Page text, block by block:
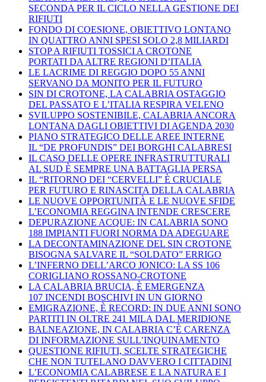
SECONDA PER IL CICLO NELLA GESTIONE DEI
RIFIUTI
FONDO DI COESIONE, OBIETTIVO LONTANO
IN QUATTRO ANNI SPESI SOLO 2,8 MILIARDI
STOP A RIFIUTI TOSSICI A CROTONE
PORTATI DA ALTRE REGIONI D’ITALIA
LE LACRIME DI REGGIO DOPO 55 ANNI
SERVANO DA MONITO PER IL FUTURO
SIN DI CROTONE, LA CALABRIA OSTAGGIO
DEL PASSATO E L’ITALIA RESPIRA VELENO
SVILUPPO SOSTENIBILE, CALABRIA ANCORA
LONTANA DAGLI OBIETTIVI DI AGENDA 2030
PIANO STRATEGICO DELLE AREE INTERNE
IL “DE PROFUNDIS” DEI BORGHI CALABRESI
IL CASO DELLE OPERE INFRASTRUTTURALI
AL SUD È SEMPRE UNA BATTAGLIA PERSA
IL “RITORNO DEI “CERVELLI” È CRUCIALE
PER FUTURO E RINASCITA DELLA CALABRIA
LE NUOVE OPPORTUNITÀ E LE NUOVE SFIDE
L’ECONOMIA REGGINA INTENDE CRESCERE
DEPURAZIONE ACQUE: IN CALABRIA SONO
188 IMPIANTI FUORI NORMA DA ADEGUARE
LA DECONTAMINAZIONE DEL SIN CROTONE
BISOGNA SALVARE IL “SOLDATO” ERRIGO
L’INFERNO DELL’ARCO JONICO: LA SS 106
CORIGLIANO ROSSANO-CROTONE
LA CALABRIA BRUCIA, È EMERGENZA
107 INCENDI BOSCHIVI IN UN GIORNO
EMIGRAZIONE, È RECORD: IN DUE ANNI SONO
PARTITI IN OLTRE 241 MILA DAL MERIDIONE
BALNEAZIONE, IN CALABRIA C’È CARENZA
DI INFORMAZIONE SULL’INQUINAMENTO
QUESTIONE RIFIUTI, SCELTE STRATEGICHE
CHE NON TUTELANO DAVVERO I CITTADINI
L’ECONOMIA CALABRESE E LA NATURA E I